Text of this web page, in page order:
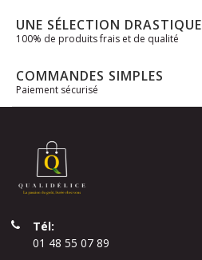
UNE SÉLECTION DRASTIQUE
100% de produits frais et de qualité
COMMANDES SIMPLES
Paiement sécurisé
Tél:
01 48 55 07 89